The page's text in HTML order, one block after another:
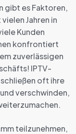
gibt es Faktoren,
Jahren in
Kunden
konfrontiert
zuverlässigen
IPTV-
oft ihre
verschwinden,
teilzunehmen,